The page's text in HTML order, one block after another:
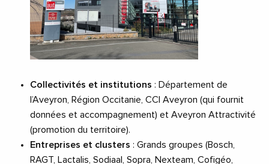
Collectivités et institutions : Département de
l’Aveyron, Région Occitanie, CCI Aveyron (qui fournit
données et accompagnement) et Aveyron Attractivité
(promotion du territoire).
Entreprises et clusters : Grands groupes (Bosch,
RAGT, Lactalis, Sodiaal, Sopra, Nexteam, Cofigéo,